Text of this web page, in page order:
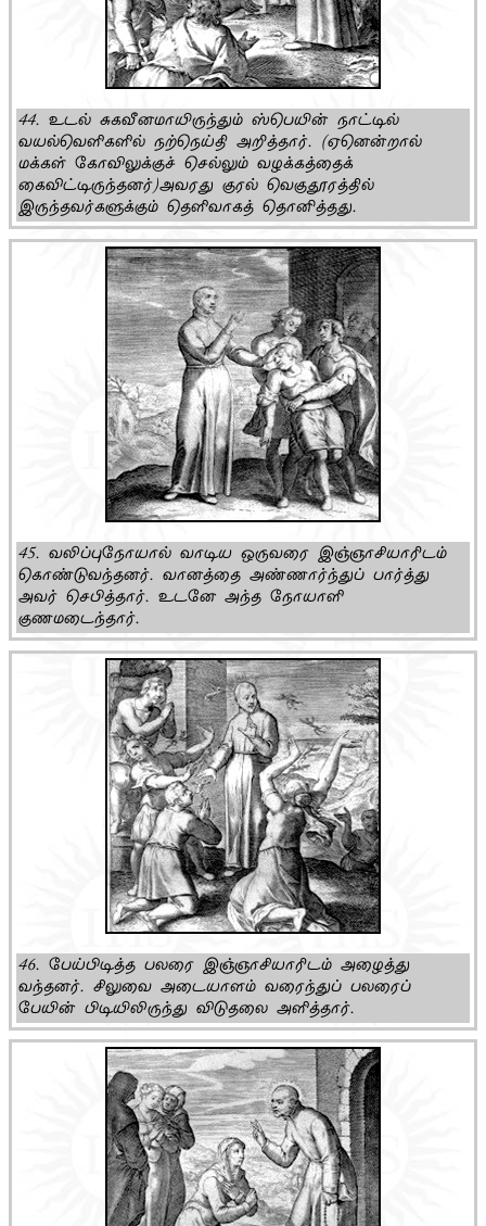
44. உடல் சுகவீனமாயிருந்தும் ஸ்பெயின் நாட்டில்
வயல்வெளிகளில் நற்நெய்தி அறித்தார். (ஏனென்றால்
மக்கள் கோவிலுக்குச் செல்லும் வழக்கத்தைக்
கைவிட்டிருந்தனர்)அவரது குரல் வெகுதூரத்தில்
இருந்தவர்களுக்கும் தெளிவாகத் தொனித்தது.
45. வலிப்புநோயால் வாடிய ஒருவரை இஞ்ஞாசியாரிடம்
கொண்டுவந்தனர். வானத்தை அண்ணார்ந்துப் பார்த்து
அவர் செபித்தார். உடனே அந்த நோயாளி
குணமடைந்தார்.
46. பேய்பிடித்த பலரை இஞ்ஞாசியாரிடம் அழைத்து
வந்தனர். சிலுவை அடையாளம் வரைந்துப் பலரைப்
பேயின் பிடியிலிருந்து விடுதலை அளித்தார்.